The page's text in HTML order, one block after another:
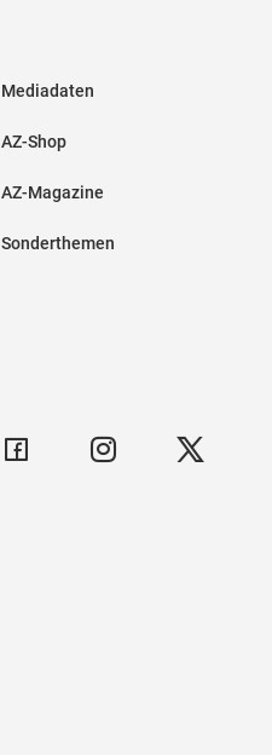
Mediadaten
AZ-Shop
AZ-Magazine
Sonderthemen